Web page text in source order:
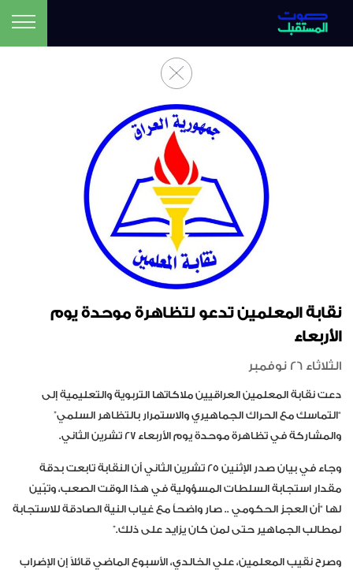
نقابة المعلمين تدعو لتظاهرة موحدة يوم
الأربعاء
الثلاثاء 26 نوفمبر
دعت نقابة المعلمين العراقيين ملاكاتها التربوية والتعليمية إلى
“التماسك مع الحراك الجماهيري والاستمرار بالتظاهر السلمي”
والمشاركة في تظاهرة موحدة يوم الأربعاء ٢٧ تشرين الثاني.
وجاء في بيان صدر الإثنين ٢٥ تشرين الثاني أن النقابة تابعت بدقة
مقدار استجابة السلطات المسؤولية في هذا الوقت الصعب، وتبّين
لها “أن العجز الحكومي .. صار واضحاً مع غياب النية الصادقة للاستجابة
لمطالب الجماهير حتى لمن كان يزايد على ذلك.”
وصرح نقيب المعلمين، علي الخالدي، الأسبوع الماضي قائلاً إن الإضراب